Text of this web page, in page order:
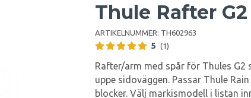
Thule Rafter
ARTIKELNUMMER: TH602963
5 (1)
Rafter/arm med spår för Thules G2
uppe sidoväggen. Passar Thule
blocker. Välj markismodell i listan